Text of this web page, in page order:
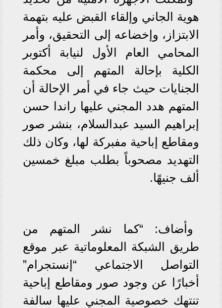
هوية الجاني وإلقاء القبض عليه بتهمة
الابتزاز، وإخضاعه إلى التحقيق، وأمر
المحامي العام الأول لنيابة أكتوبر
الكلية بإحالة المتهم إلى محكمة
الجنايات حيث جاء في أمر الإحالة أن
المتهم هدد المجني عليها راندا حسن
إبراهيم السيد عبدالسلام، بنشر صور
ومقاطع إباحية مفبركة لها، وكان ذلك
التهديد مصحوباً بطلب مبلغ خمسين
ألف جنيهًا.
وأضاف: “كما نشر المتهم من
طريق الشبكة المعلوماتية عبر موقع
التواصل الاجتماعي “إنستجرام”
أخبارًا عن وجود صور ومقاطع إباحية
تنتهك خصوصية المجني عليها سالفة